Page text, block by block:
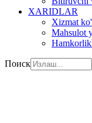
XARIDLAR
Xizmat
Mahsulot
Поиск